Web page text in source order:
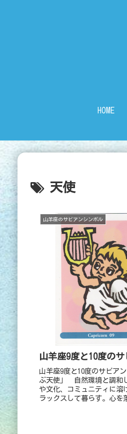
HOME
天使
山羊座のサビアンシンボル
山羊座9度と10度の
山羊座9度と10度のサビア
ぶ天使」 自然環境と調和
や文化、コミュニティに溶
ラックスして暮らす。心を
高次の存在からのメッセ